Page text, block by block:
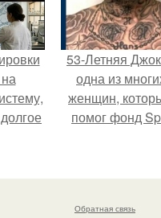
53-Летняя
одна из
женщин,
помог фонд
Роттердаме.
Обратная связь